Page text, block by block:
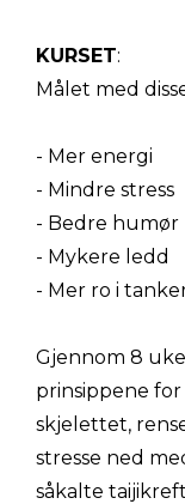
KURSET:
Målet med
- Mer energi
- Mindre stress
- Bedre humør
- Mykere ledd
- Mer ro i
Gjennom 8
prinsippene
skjelettet,
stresse ned
såkalte